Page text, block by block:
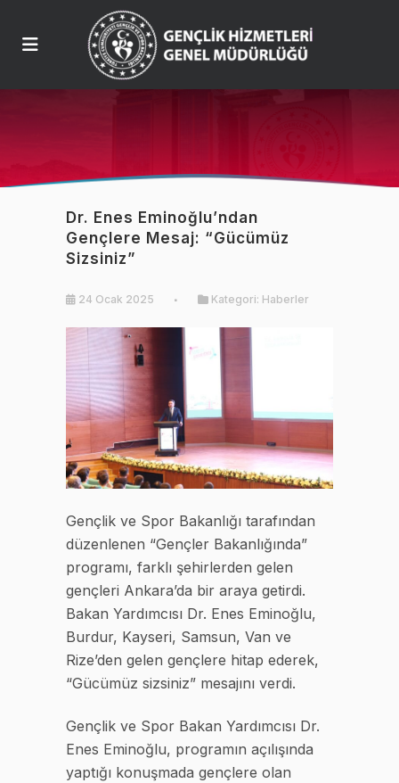
Dr. Enes Eminoğlu’ndan
Gençlere Mesaj: “Gücümüz
Sizsiniz”
24 Ocak 2025 Kategori: Haberler
Gençlik ve Spor Bakanlığı tarafından
düzenlenen “Gençler Bakanlığında”
programı, farklı şehirlerden gelen
gençleri Ankara’da bir araya getirdi.
Bakan Yardımcısı Dr. Enes Eminoğlu,
Burdur, Kayseri, Samsun, Van ve
Rize’den gelen gençlere hitap ederek,
“Gücümüz sizsiniz” mesajını verdi.
Gençlik ve Spor Bakan Yardımcısı Dr.
Enes Eminoğlu, programın açılışında
yaptığı konuşmada gençlere olan